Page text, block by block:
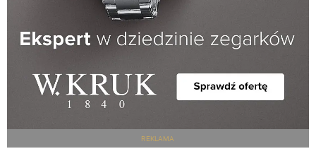
REKLAMA